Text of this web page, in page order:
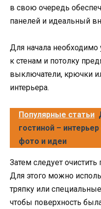
в свою очередь
панелей и идеальный
Для начала
к стенам и потолку
выключатели, крючки
интерьера.
Популярные статьи
гостиной –
фото и идеи
Затем следует
Для этого можно
тряпку или
чтобы поверхность